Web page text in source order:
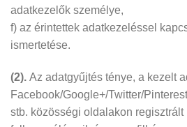
adatkezelők személye,
f) az érintettek adatkezeléssel
ismertetése.
(2). Az adatgyűjtés ténye, a kezelt
Facebook/Google+/Twitter/
stb. közösségi oldalakon regisztrált